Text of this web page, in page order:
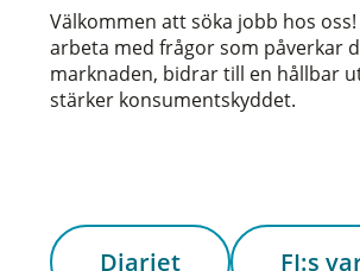
Välkommen att söka jobb hos oss!
arbeta med frågor som påverkar
marknaden, bidrar till en hållbar
stärker konsumentskyddet.
Diariet FI:s